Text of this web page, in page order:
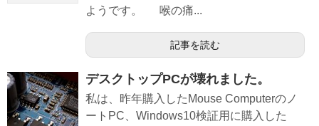
ようです。 喉の痛...
記事を読む
デスクトップPCが壊れました。
私は、昨年購入したMouse Computerのノ
ートPC、Windows10検証用に購入した